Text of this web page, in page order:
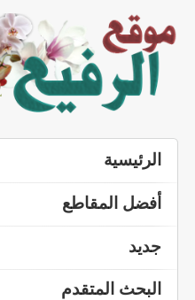
الرئيسية
أفضل المقاطع
جديد
البحث المتقدم